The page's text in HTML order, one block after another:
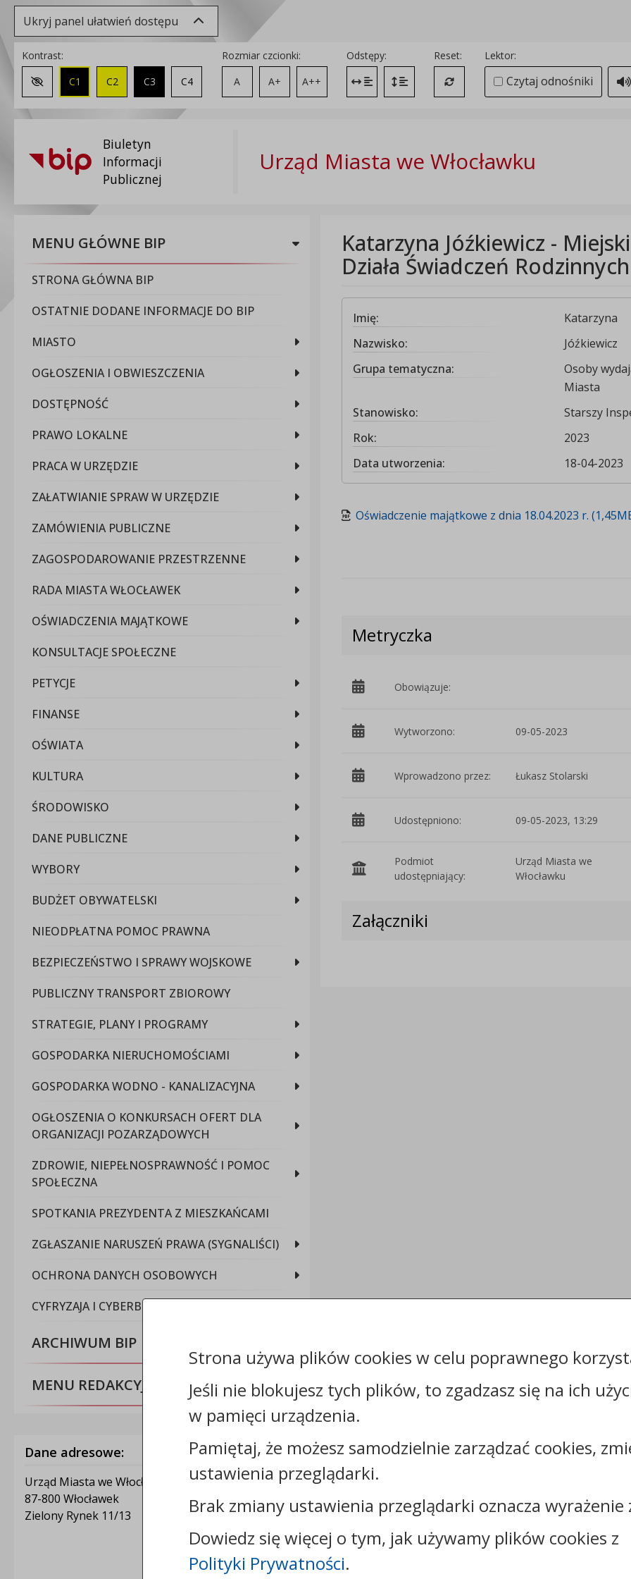
Ukryj panel ułatwień dostępu
Kontrast:
Zmień kontrast na domyślny
C1 C2 C3 C4
Rozmiar czcionki:
A
A+ A++
Odstępy:
Zmień odstęp między literami
Zmień interlinię i margines między paragrafami
Reset:
Przywróć ustawienia domyślne
Lektor:
Czytaj odnośniki
Biuletyn
Informacji
Publicznej
Urząd Miasta we Włocławku
MENU GŁÓWNE BIP
STRONA GŁÓWNA BIP
OSTATNIE DODANE INFORMACJE DO BIP
MIASTO
OGŁOSZENIA I OBWIESZCZENIA
DOSTĘPNOŚĆ
PRAWO LOKALNE
PRACA W URZĘDZIE
ZAŁATWIANIE SPRAW W URZĘDZIE
ZAMÓWIENIA PUBLICZNE
ZAGOSPODAROWANIE PRZESTRZENNE
RADA MIASTA WŁOCŁAWEK
OŚWIADCZENIA MAJĄTKOWE
KONSULTACJE SPOŁECZNE
PETYCJE
FINANSE
OŚWIATA
KULTURA
ŚRODOWISKO
DANE PUBLICZNE
WYBORY
BUDŻET OBYWATELSKI
NIEODPŁATNA POMOC PRAWNA
BEZPIECZEŃSTWO I SPRAWY WOJSKOWE
PUBLICZNY TRANSPORT ZBIOROWY
STRATEGIE, PLANY I PROGRAMY
GOSPODARKA NIERUCHOMOŚCIAMI
GOSPODARKA WODNO - KANALIZACYJNA
OGŁOSZENIA O KONKURSACH OFERT DLA
ORGANIZACJI POZARZĄDOWYCH
ZDROWIE, NIEPEŁNOSPRAWNOŚĆ I POMOC
SPOŁECZNA
SPOTKANIA PREZYDENTA Z MIESZKAŃCAMI
ZGŁASZANIE NARUSZEŃ PRAWA (SYGNALIŚCI)
OCHRONA DANYCH OSOBOWYCH
CYFRYZAJA I CYBERBEZPIECZEŃSTWO
ARCHIWUM BIP
MENU REDAKCYJNE
Katarzyna Jóźkiewicz -
Działa Świadczeń
Imię:
Katarzyna
Nazwisko:
Jóźkiewicz
Grupa tematyczna:
Osoby
Miasta
Stanowisko:
Starszy
Rok:
2023
Data utworzenia:
18-04-2023
Oświadczenie majątkowe z dnia 18.04.2023 r.
Metryczka
Obowiązuje:
Wytworzono: 09-05-2023
Wprowadzono przez: Łukasz Stolarski
Udostępniono: 09-05-2023, 13:29
Podmiot
udostępniający:
Urząd Miasta we
Włocławku
Załączniki
Dane adresowe:
Urząd Miasta we Włocławku
87-800 Włocławek
Zielony Rynek 11/13
Kontakt:
tel.:+48544144000
faks: +48544144444
e-mail:poczta@um.wloclawek.pl
skrytka ePUAP: /umwloclawek/SkrytkaESP lub
/umwloclawek/skrytka
strona www:
Strona używa plików cookies w celu poprawnego
Jeśli nie blokujesz tych plików, to zgadzasz się na ich
w pamięci urządzenia.
Pamiętaj, że możesz samodzielnie zarządzać cookies,
ustawienia przeglądarki.
Brak zmiany ustawienia przeglądarki oznacza wyrażenie
Dowiedz się więcej o tym, jak używamy plików cookies z
Polityki Prywatności.